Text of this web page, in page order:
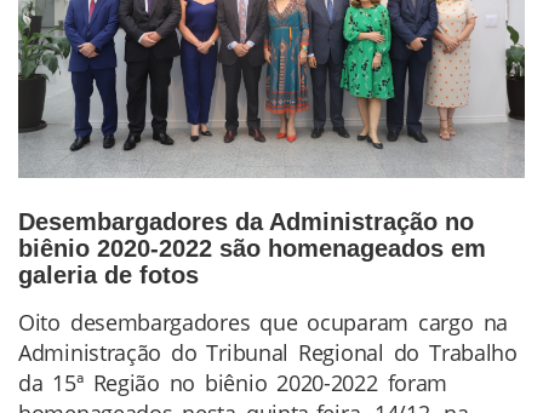
Desembargadores da Administração no
biênio 2020-2022 são homenageados em
galeria de fotos
Conteúdo
da
Notícia
Oito desembargadores que ocuparam cargo na
Administração do Tribunal Regional do Trabalho
da 15ª Região no biênio 2020-2022 foram